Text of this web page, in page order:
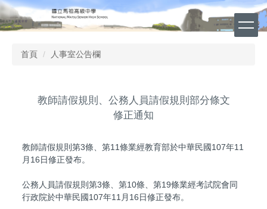
跳
到
主
首頁 人事室公告欄
教師請假規則、公務人員請假規則部分條文
修正通知
教師請假規則第3條、第11條業經教育部於中華民國107年11
月16日修正發布。
公務人員請假規則第3條、第10條、第19條業經考試院會同
行政院於中華民國107年11月16日修正發布。